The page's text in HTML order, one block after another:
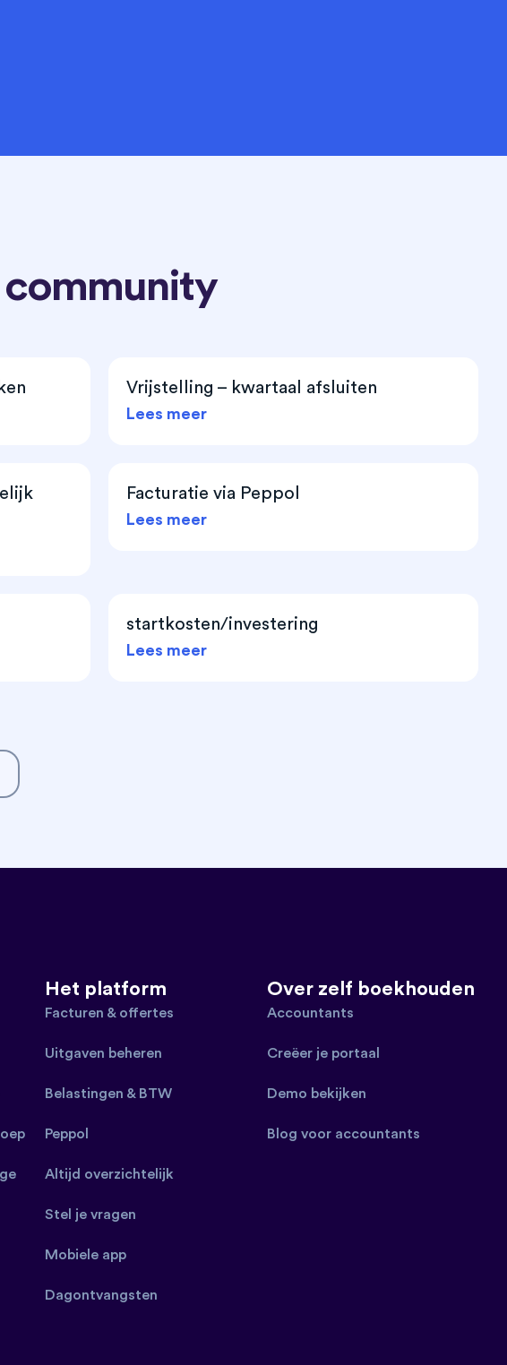
community
Vrijstelling – kwartaal afsluiten
Lees meer
Facturatie via Peppol
Lees meer
startkosten/investering
Lees meer
Het platform
Facturen & offertes
Uitgaven beheren
Belastingen & BTW
Peppol
Altijd overzichtelijk
Stel je vragen
Mobiele app
Dagontvangsten
Over zelf boekhouden
Accountants
Creëer je portaal
Demo bekijken
Blog voor accountants